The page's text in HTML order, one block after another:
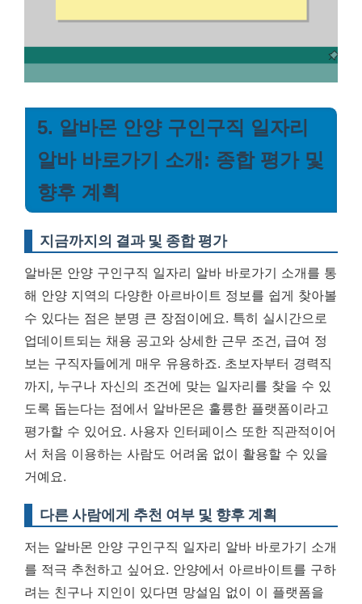
5. 알바몬 안양 구인구직 일자리
알바 바로가기 소개: 종합 평가 및
향후 계획
지금까지의 결과 및 종합 평가
알바몬 안양 구인구직 일자리 알바 바로가기 소개를 통
해 안양 지역의 다양한 아르바이트 정보를 쉽게 찾아볼
수 있다는 점은 분명 큰 장점이에요. 특히 실시간으로
업데이트되는 채용 공고와 상세한 근무 조건, 급여 정
보는 구직자들에게 매우 유용하죠. 초보자부터 경력직
까지, 누구나 자신의 조건에 맞는 일자리를 찾을 수 있
도록 돕는다는 점에서 알바몬은 훌륭한 플랫폼이라고
평가할 수 있어요. 사용자 인터페이스 또한 직관적이어
서 처음 이용하는 사람도 어려움 없이 활용할 수 있을
거예요.
다른 사람에게 추천 여부 및 향후 계획
저는 알바몬 안양 구인구직 일자리 알바 바로가기 소개
를 적극 추천하고 싶어요. 안양에서 아르바이트를 구하
려는 친구나 지인이 있다면 망설임 없이 이 플랫폼을